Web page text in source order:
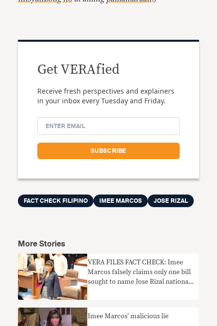
Get VERAfied
Receive fresh perspectives and explainers
in your inbox every Tuesday and Friday.
FACT CHECK FILIPINO IMEE MARCOS JOSE RIZAL
More Stories
VERA FILES FACT CHECK: Imee
Marcos falsely claims only one bill
sought to name Jose Rizal national
Imee Marcos’ malicious lie